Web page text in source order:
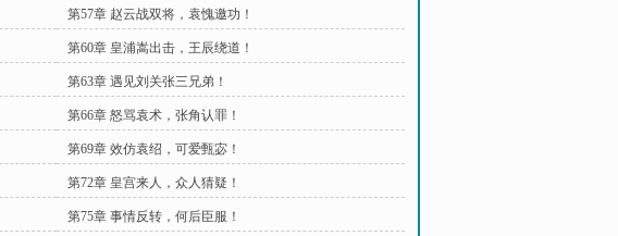
第57章 赵云战双将，袁愧邀功！
第60章 皇浦嵩出击，王辰绕道！
第63章 遇见刘关张三兄弟！
第66章 怒骂袁术，张角认罪！
第69章 效仿袁绍，可爱甄宓！
第72章 皇宫来人，众人猜疑！
第75章 事情反转，何后臣服！